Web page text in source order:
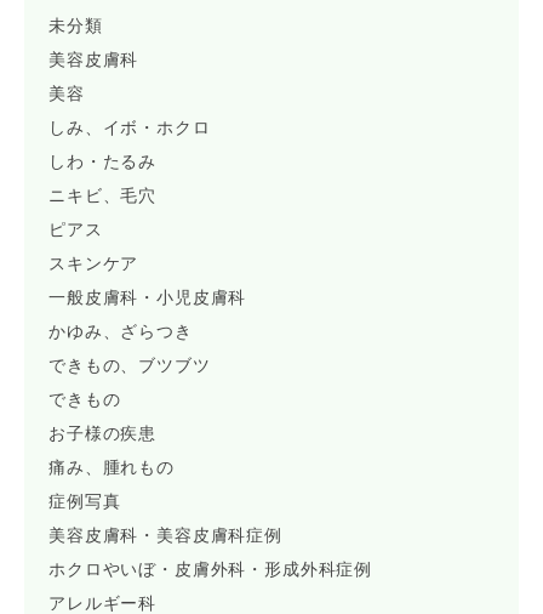
未分類
美容皮膚科
美容
しみ、イボ・ホクロ
しわ・たるみ
ニキビ、毛穴
ピアス
スキンケア
一般皮膚科・小児皮膚科
かゆみ、ざらつき
できもの、ブツブツ
できもの
お子様の疾患
痛み、腫れもの
症例写真
美容皮膚科・美容皮膚科症例
ホクロやいぼ・皮膚外科・形成外科症例
アレルギー科